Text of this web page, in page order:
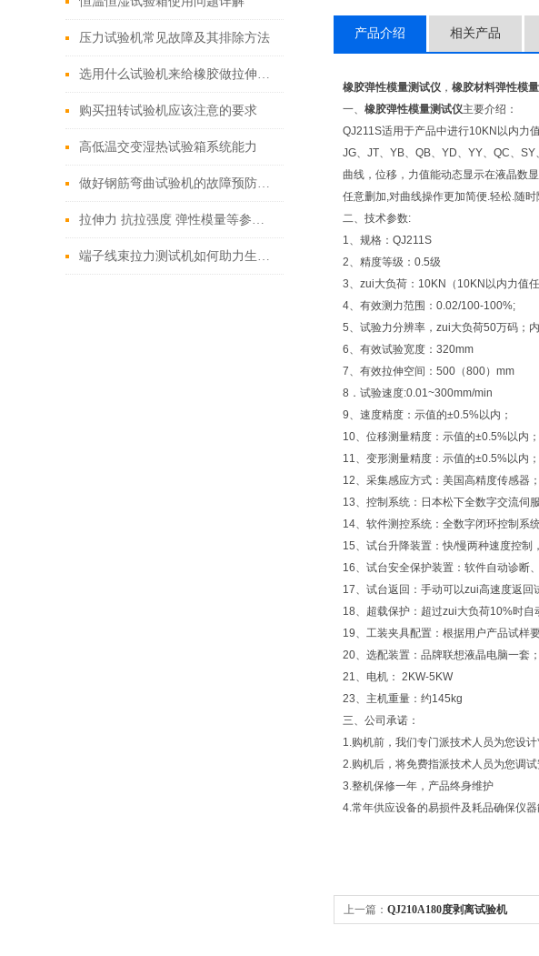
压力试验机常见故障及其排除方法
选用什么试验机来给橡胶做拉伸试验？
购买扭转试验机应该注意的要求
高低温交变湿热试验箱系统能力
做好钢筋弯曲试验机的故障预防工作
拉伸力 抗拉强度 弹性模量等参数的定义
端子线束拉力测试机如何助力生产良率提升？
产品介绍 相关产品
橡胶弹性模量测试仪 ， 橡胶材料弹性模
一、 橡胶弹性模量测试仪主要介绍：
QJ211S适用于产品中进行10KN以内力
JG、JT、YB、QB、YD、YY、QC、
曲线，位移，力值能动态显示在液晶数
任意删加,对曲线操作更加简便.轻松.随
二、 技术参数:
1、规格：QJ211S
2、精度等级：0.5级
3、zui大负荷：10KN（10KN以内力值任
4、有效测力范围：0.02/100-100%;
5、试验力分辨率，zui大负荷50万码；
6、有效试验宽度：320mm
7、有效拉伸空间：500（800）mm
8．试验速度:0.01~300mm/min
9、速度精度：示值的±0.5%以内；
10、位移测量精度：示值的±0.5%以内；
11、变形测量精度：示值的±0.5%以内；
12、采集感应方式：美国高精度传感器；
13、控制系统：日本松下全数字交流伺
14、软件测控系统：全数字闭环控制系
15、试台升降装置：快/慢两种速度控制
16、试台安全保护装置：软件自动诊断
17、试台返回：手动可以zui高速度返回
18、超载保护：超过zui大负荷10%时自
19、工装夹具配置：根据用户产品试样
20、选配装置：品牌联想液晶电脑一套
21、电机： 2KW-5KW
23、主机重量：约145kg
三、 公司承诺：
1.购机前，我们专门派技术人员为您设
2.购机后，将免费指派技术人员为您调试
3.整机保修一年，产品终身维护
4.常年供应设备的易损件及耗品确保仪器
上一篇： QJ210A180度剥离试验机